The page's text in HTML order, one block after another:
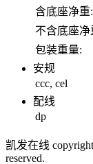
含底座净重:
不含底座净
包装重量:
安规
ccc, cel
配线
dp
凯发在线
reserved.